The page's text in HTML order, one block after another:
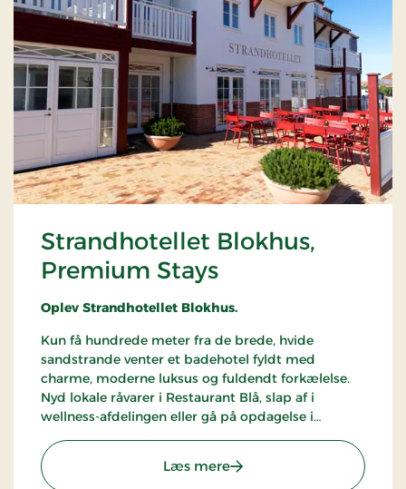
Strandhotellet Blokhus,
Premium Stays
Oplev Strandhotellet Blokhus.
Kun få hundrede meter fra de brede, hvide
sandstrande venter et badehotel fyldt med
charme, moderne luksus og fuldendt forkælelse.
Nyd lokale råvarer i Restaurant Blå, slap af i
wellness-afdelingen eller gå på opdagelse i
Læs mere: Strandhotellet Blokhus,